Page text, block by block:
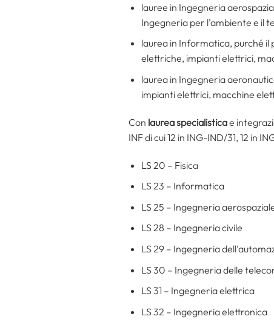
lauree in Ingegneria
Ingegneria per l’ambiente e il
laurea in Informatica, purché il
elettriche, impianti elettrici,
laurea in Ingegneria
impianti elettrici, macchine
Con laurea specialisticae
INF di cui 12 in ING-IND/31, 12 in
LS 20 – Fisica
LS 23 – Informatica
LS 25 – Ingegneria
LS 28 – Ingegneria civile
LS 29 – Ingegneria
LS 30 – Ingegneria delle
LS 31 – Ingegneria elettrica
LS 32 – Ingegneria elettronica